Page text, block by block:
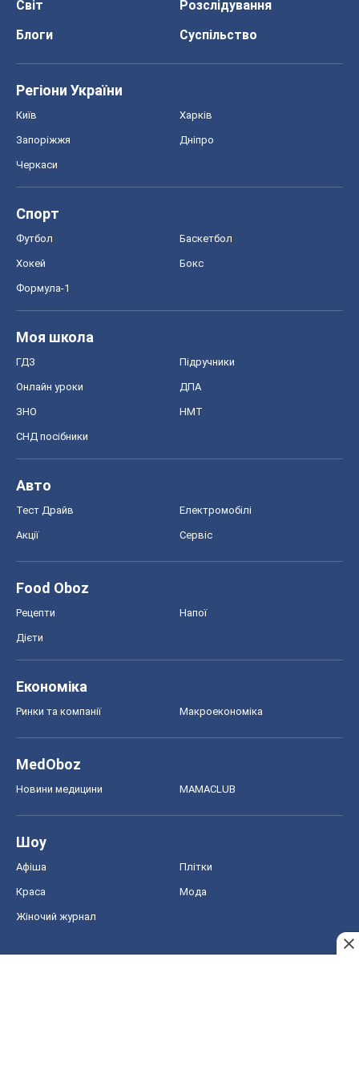
Світ
Розслідування
Блоги
Суспільство
Регіони України
Київ Харків
Запоріжжя Дніпро
Черкаси
Спорт
Футбол Баскетбол
Хокей Бокс
Формула-1
Моя школа
ГДЗ Підручники
Онлайн уроки ДПА
ЗНО НМТ
СНД посібники
Авто
Тест Драйв Електромобілі
Акції Сервіс
Food Oboz
Рецепти Напої
Дієти
Економіка
Ринки та компанії Макроекономіка
MedOboz
Новини медицини MAMACLUB
Шоу
Афіша Плітки
Краса Мода
Жіночий журнал